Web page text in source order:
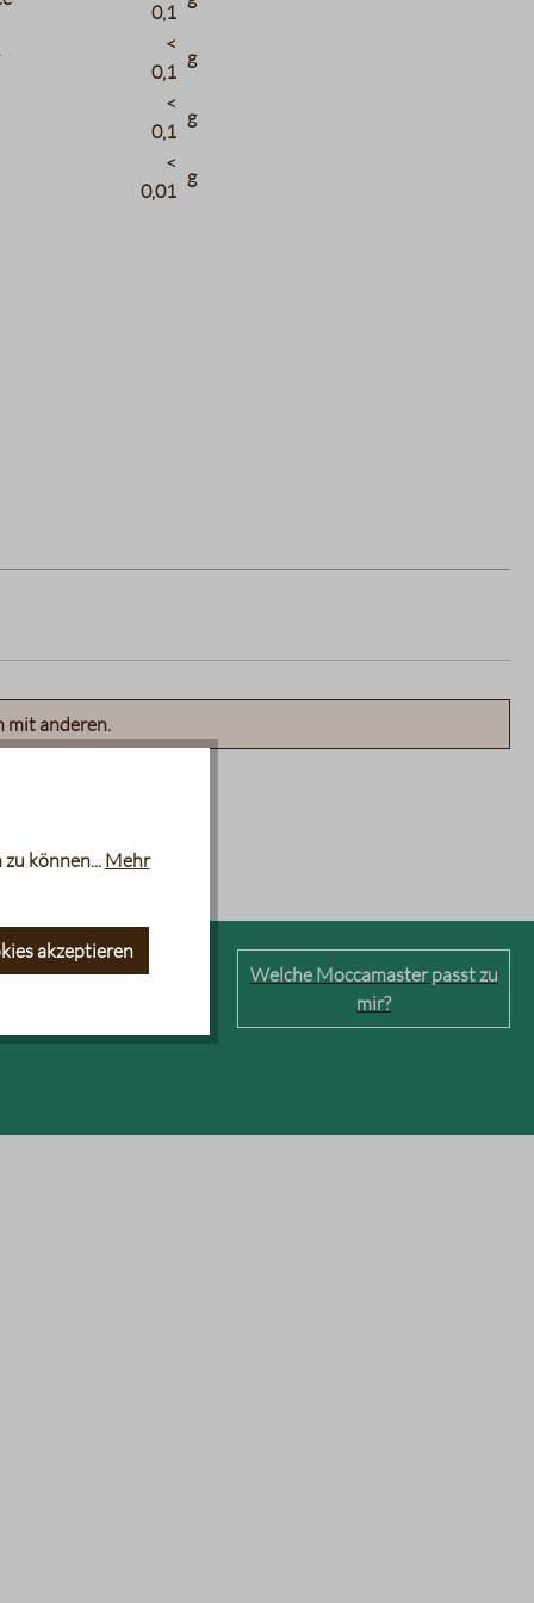
0,1
<
0,1
g
<
0,1
g
<
0,01
g
mit anderen.
Welche Moccamaster passt zu
mir?
können... Mehr
akzeptieren